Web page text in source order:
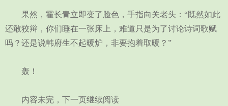
果然，霍长青立即变了脸色，手指向关老头：“既然如此
还敢狡辩，你们睡在一张床上，难道只是为了讨论诗词歌赋
吗？还是说韩府生不起暖炉，非要抱着取暖？”
轰！
内容未完，下一页继续阅读